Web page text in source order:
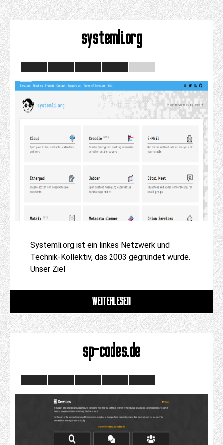
systemli.org
Systemli.org ist ein linkes Netzwerk und
Technik-Kollektiv, das 2003 gegründet wurde.
Unser Ziel
WEITERLESEN
sp-codes.de